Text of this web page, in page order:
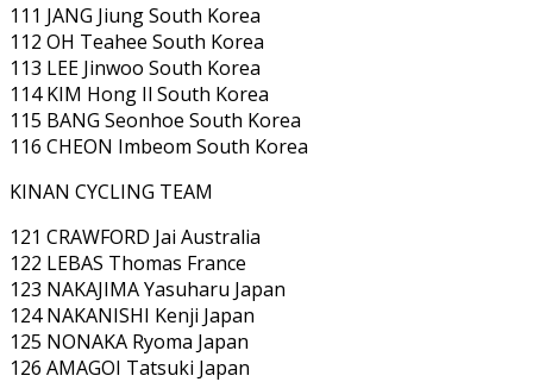
111 JANG Jiung South Korea
112 OH Teahee South Korea
113 LEE Jinwoo South Korea
114 KIM Hong Il South Korea
115 BANG Seonhoe South Korea
116 CHEON Imbeom South Korea
KINAN CYCLING TEAM
121 CRAWFORD Jai Australia
122 LEBAS Thomas France
123 NAKAJIMA Yasuharu Japan
124 NAKANISHI Kenji Japan
125 NONAKA Ryoma Japan
126 AMAGOI Tatsuki Japan